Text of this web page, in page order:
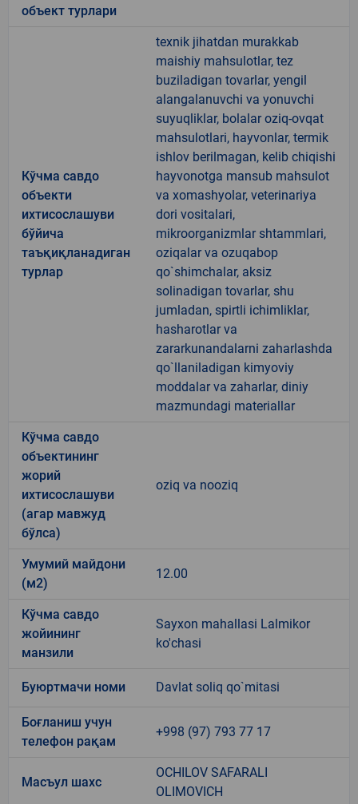
объект турлари
Кўчма савдо
объекти
ихтисослашуви
бўйича
таъқиқланадиган
турлар
texnik jihatdan murakkab
maishiy mahsulotlar, tez
buziladigan tovarlar, yengil
alangalanuvchi va yonuvchi
suyuqliklar, bolalar oziq-ovqat
mahsulotlari, hayvonlar, termik
ishlov berilmagan, kelib chiqishi
hayvonotga mansub mahsulot
va xomashyolar, veterinariya
dori vositalari,
mikroorganizmlar shtammlari,
oziqalar va ozuqabop
qo`shimchalar, aksiz
solinadigan tovarlar, shu
jumladan, spirtli ichimliklar,
hasharotlar va
zararkunandalarni zaharlashda
qo`llaniladigan kimyoviy
moddalar va zaharlar, diniy
mazmundagi materiallar
Кўчма савдо
объектининг
жорий
ихтисослашуви
(агар мавжуд
бўлса)
oziq va nooziq
Умумий майдони
(м2)
12.00
Кўчма савдо
жойининг
манзили
Sayxon mahallasi Lalmikor
ko'chasi
Буюртмачи номи Davlat soliq qo`mitasi
Боғланиш учун
телефон рақам
+998 (97) 793 77 17
Масъул шахс
OCHILOV SAFARALI
OLIMOVICH